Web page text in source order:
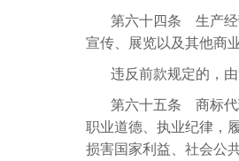
第六十四条 生产经
宣传、展览以及其他商
违反前款规定的，
第六十五条 商标代
职业道德、执业纪律，
损害国家利益、社会公